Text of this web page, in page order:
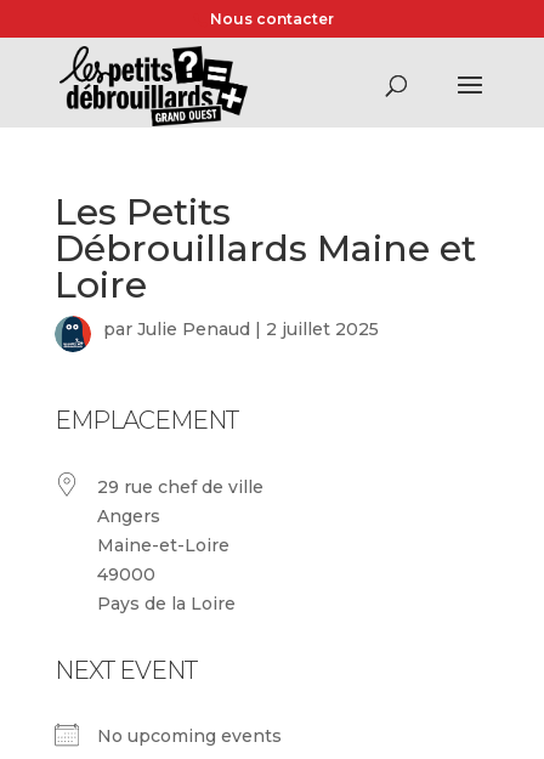
Nous contacter
Les Petits
Débrouillards Maine et
Loire
par Julie Penaud | 2 juillet 2025
EMPLACEMENT
29 rue chef de ville
Angers
Maine-et-Loire
49000
Pays de la Loire
NEXT EVENT
No upcoming events